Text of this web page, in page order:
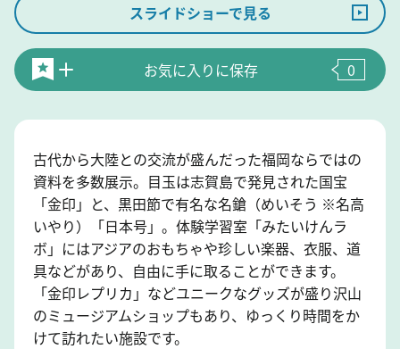
スライドショーで見る
お気に入りに保存 0
古代から大陸との交流が盛んだった福岡ならではの
資料を多数展示。目玉は志賀島で発見された国宝
「金印」と、黒田節で有名な名鎗（めいそう ※名高
いやり）「日本号」。体験学習室「みたいけんラ
ボ」にはアジアのおもちゃや珍しい楽器、衣服、道
具などがあり、自由に手に取ることができます。
「金印レプリカ」などユニークなグッズが盛り沢山
のミュージアムショップもあり、ゆっくり時間をか
けて訪れたい施設です。